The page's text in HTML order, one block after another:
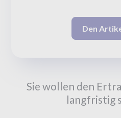
Den
Sie wollen den
langfristig